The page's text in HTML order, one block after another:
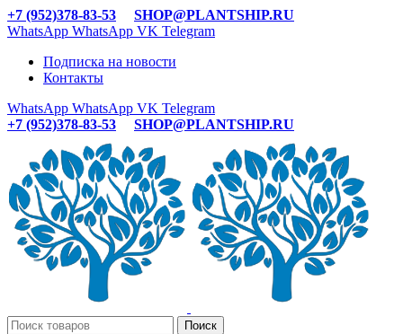
+7 (952)378-83-53
SHOP@PLANTSHIP.RU
WhatsApp WhatsApp VK Telegram
Подписка на новости
Контакты
WhatsApp WhatsApp VK Telegram
+7 (952)378-83-53
SHOP@PLANTSHIP.RU
Поиск